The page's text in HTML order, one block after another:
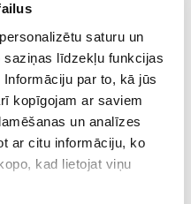
saturu un
līdzekļu funkcijas
par to, kā jūs
kopīgojam ar saviem
un analīzes
ar citu informāciju, ko
kad lietojat viņu
un